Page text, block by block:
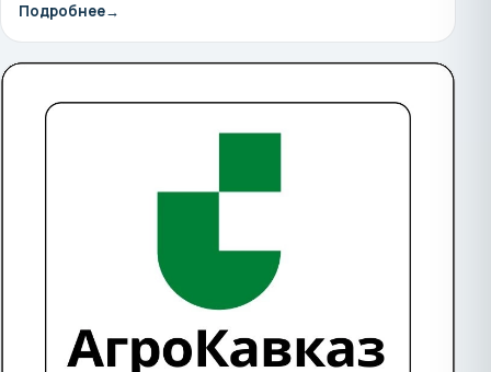
Подробнее